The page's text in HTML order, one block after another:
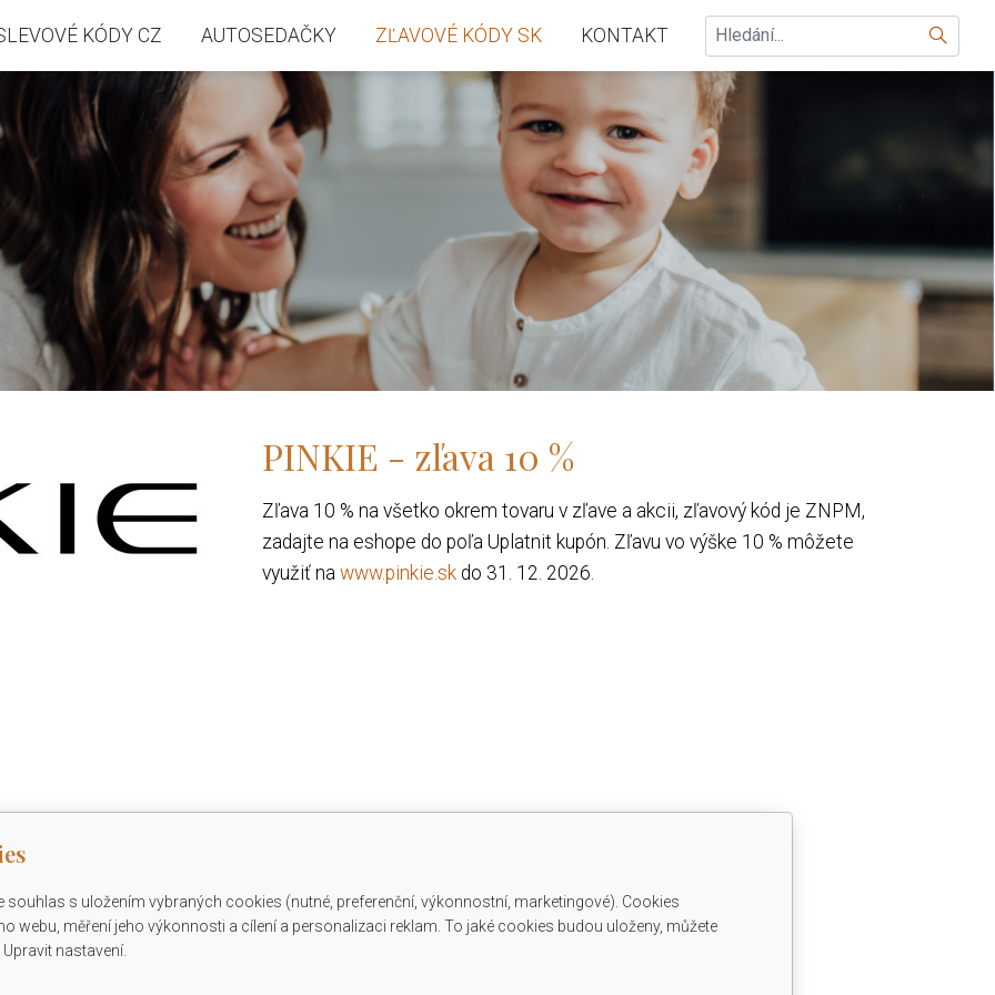
KÓDY CZ AUTOSEDAČKY ZĽAVOVÉ KÓDY SK KONTAKT Hledat
PINKIE - zľava 10 %
Zľava 10 % na všetko okrem tovaru v zľave a akcii, zľavový kód je ZNPM,
zadajte na eshope do poľa Uplatnit kupón. Zľavu vo výške 10 % môžete
využiť na www.pinkie.sk do 31. 12. 2026.
s uložením vybraných cookies (nutné, preferenční, výkonnostní, marketingové). Cookies
webu, měření jeho výkonnosti a cílení a personalizaci reklam. To jaké cookies budou uloženy, můžete
nastavení.